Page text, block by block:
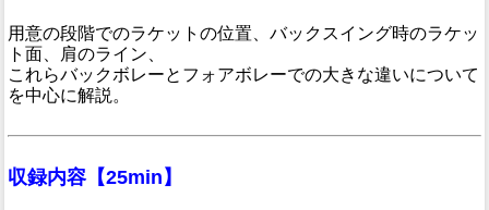
用意の段階でのラケットの位置、バックスイング時のラケッ
ト面、肩のライン、
これらバックボレーとフォアボレーでの大きな違いについて
を中心に解説。
収録内容【25min】